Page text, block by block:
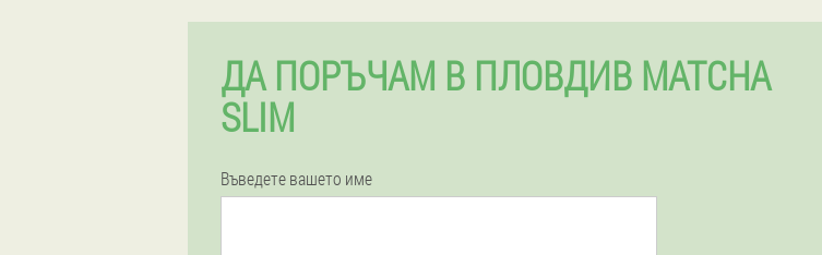
ДА ПОРЪЧАМ В ПЛОВДИВ MATCHA
SLIM
Въведете вашето име